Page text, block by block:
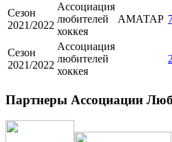
Сезон
2021/2022
Ассоциация
любителей
хоккея
АМАТАР
Сезон
2021/2022
Ассоциация
любителей
хоккея
Партнеры Ассоциации